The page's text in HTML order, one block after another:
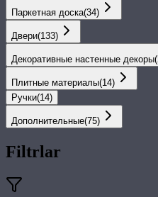
Паркетная доска(34)
Двери(133)
Декоративные настенные декоры(
Плитные материалы(14)
Ручки(14)
Дополнительные(75)
Filtrlar